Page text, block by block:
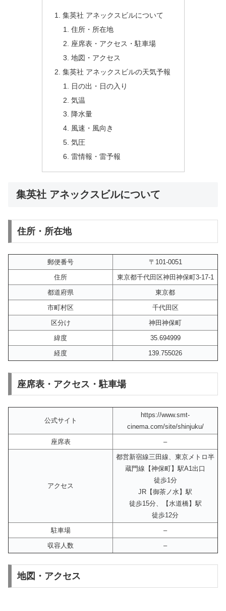
集英社 アネックスビルについて
住所・所在地
座席表・アクセス・駐車場
地図・アクセス
集英社 アネックスビルの天気予報
日の出・日の入り
気温
降水量
風速・風向き
気圧
雷情報・雷予報
集英社 アネックスビルについて
住所・所在地
郵便番号
〒101-0051
住所
東京都千代田区神田神保町3-17-1
都道府県
東京都
市町村区
千代田区
区分け
神田神保町
緯度
35.694999
経度
139.755026
座席表・アクセス・駐車場
公式サイト
https://www.smt-
cinema.com/site/shinjuku/
座席表
–
アクセス
都営新宿線三田線、東京メトロ半
蔵門線【神保町】駅A1出口
徒歩1分
JR【御茶ノ水】駅
徒歩15分、【水道橋】駅
徒歩12分
駐車場
–
収容人数
–
地図・アクセス